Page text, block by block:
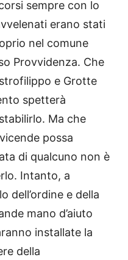
sempre con lo
erano stati
nel comune
Provvidenza. Che
e Grotte
spetterà
Ma che
possa
di qualcuno non è
Intanto, a
dell’ordine e della
mano d’aiuto
installate la
della